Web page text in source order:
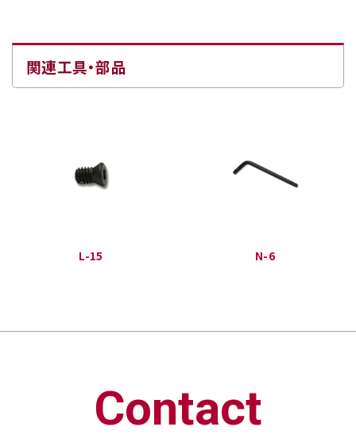
関連工具・部品
L-15 N-6
Contact